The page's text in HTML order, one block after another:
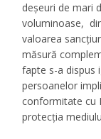
deșeuri de mari
voluminoase,
valoarea
măsură
fapte s-a dispus
persoanelor
conformitate cu
protecția